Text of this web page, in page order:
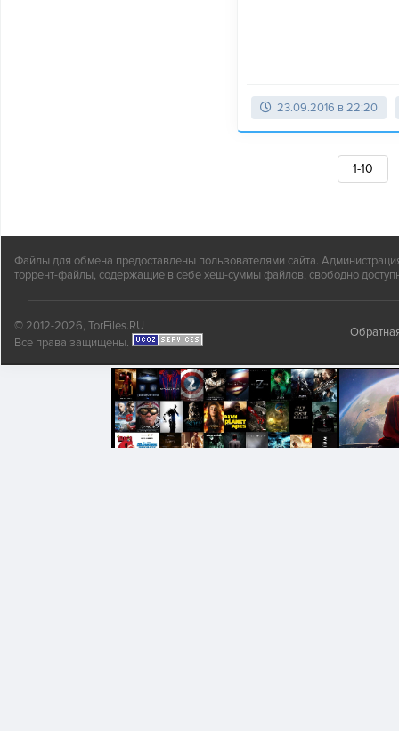
23.09.2016 в 22:20
1-10
Файлы для обмена предоставлены пользователями сайта.
торрент-файлы, содержащие в себе хеш-суммы файлов, свободно
© 2012-2026, TorFiles.RU
Все права защищены.